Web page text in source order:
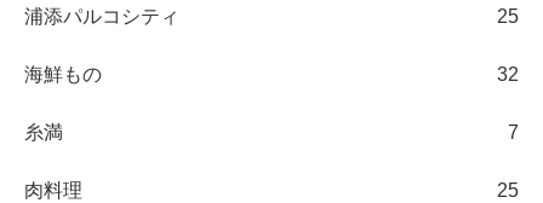
浦添パルコシティ 25
海鮮もの 32
糸満 7
肉料理 25